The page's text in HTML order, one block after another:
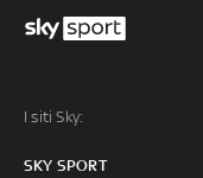
I siti Sky:
SKY SPORT